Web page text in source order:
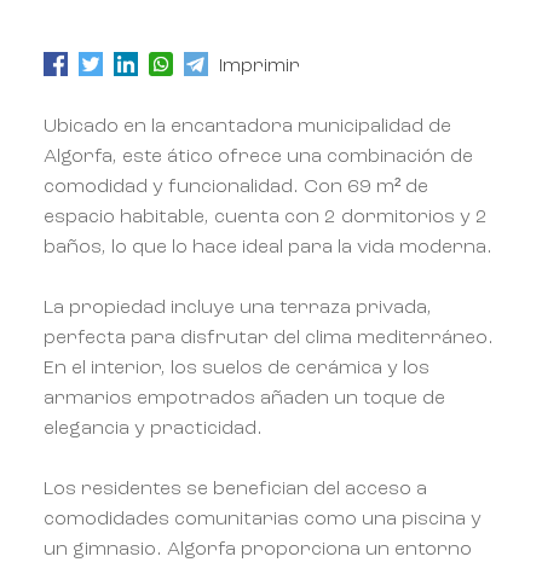
Imprimir
Ubicado en la encantadora municipalidad de
Algorfa, este ático ofrece una combinación de
comodidad y funcionalidad. Con 69 m² de
espacio habitable, cuenta con 2 dormitorios y 2
baños, lo que lo hace ideal para la vida moderna.
La propiedad incluye una terraza privada,
perfecta para disfrutar del clima mediterráneo.
En el interior, los suelos de cerámica y los
armarios empotrados añaden un toque de
elegancia y practicidad.
Los residentes se benefician del acceso a
comodidades comunitarias como una piscina y
un gimnasio. Algorfa proporciona un entorno